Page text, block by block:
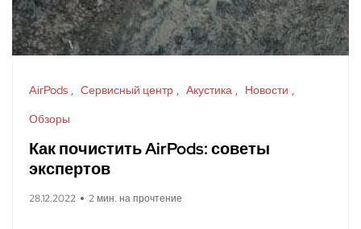
AirPods Cервисный центр Акустика
Новости
Обзоры
Как почистить AirPods: советы
экспертов
28.12.2022 2 мин. на прочтение